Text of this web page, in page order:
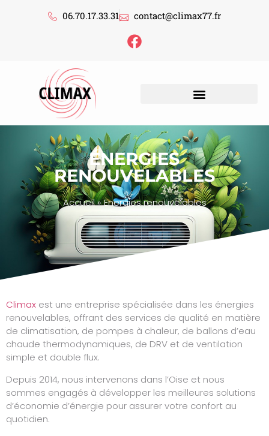
06.70.17.33.31 contact@climax77.fr
ÉNERGIES
RENOUVELABLES
Accueil»Energies renouvelables
Climax est une entreprise spécialisée dans les énergies
renouvelables, offrant des services de qualité en matière
de climatisation, de pompes à chaleur, de ballons d’eau
chaude thermodynamiques, de DRV et de ventilation
simple et double flux.
Depuis 2014, nous intervenons dans l’Oise et nous
sommes engagés à développer les meilleures solutions
d’économie d’énergie pour assurer votre confort au
quotidien.